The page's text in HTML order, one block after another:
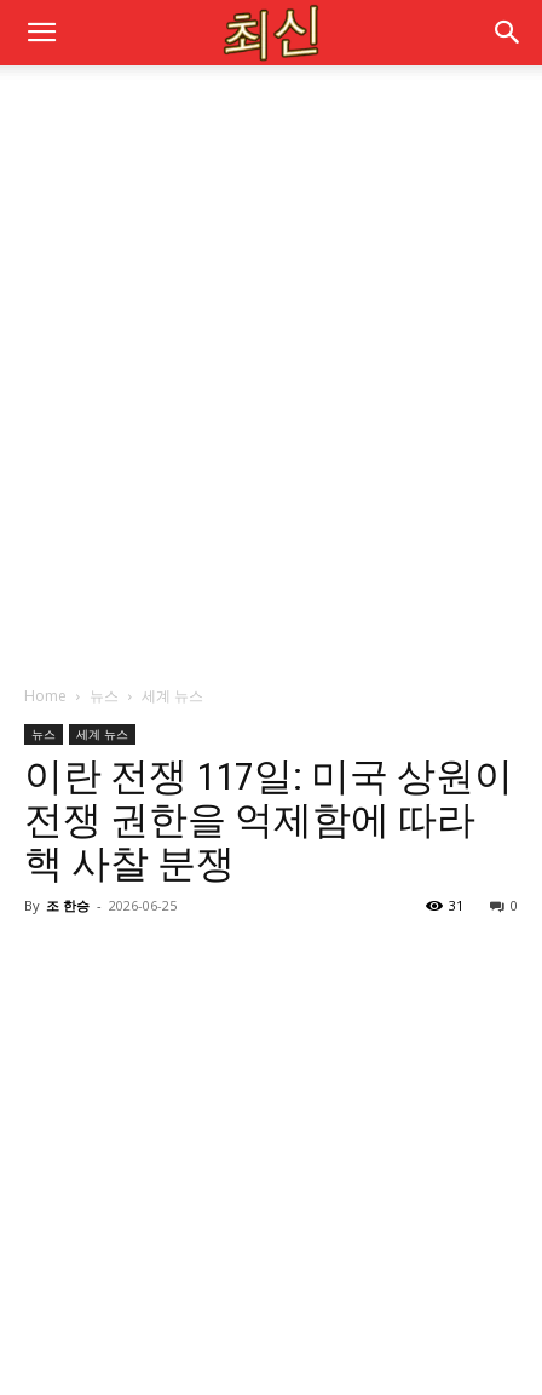
Home 뉴스 세계 뉴스
뉴스 세계 뉴스
이란 전쟁 117일: 미국 상원이
전쟁 권한을 억제함에 따라
핵 사찰 분쟁
By 조 한승 - 2026-06-25 0
31